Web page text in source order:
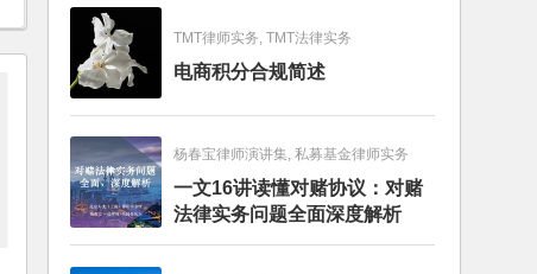
TMT律师实务, TMT法律实务
电商积分合规简述
杨春宝律师演讲集, 私募基金律师实务
一文16讲读懂对赌协议：对赌
法律实务问题全面深度解析